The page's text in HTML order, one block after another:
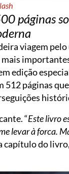
páginas
viagem
edição
páginas
“Este livro
levar à forca.
capítulo do